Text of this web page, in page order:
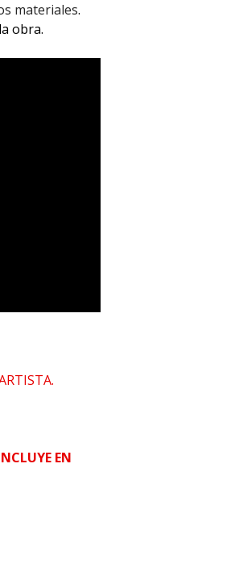
materiales.
obra.
EN